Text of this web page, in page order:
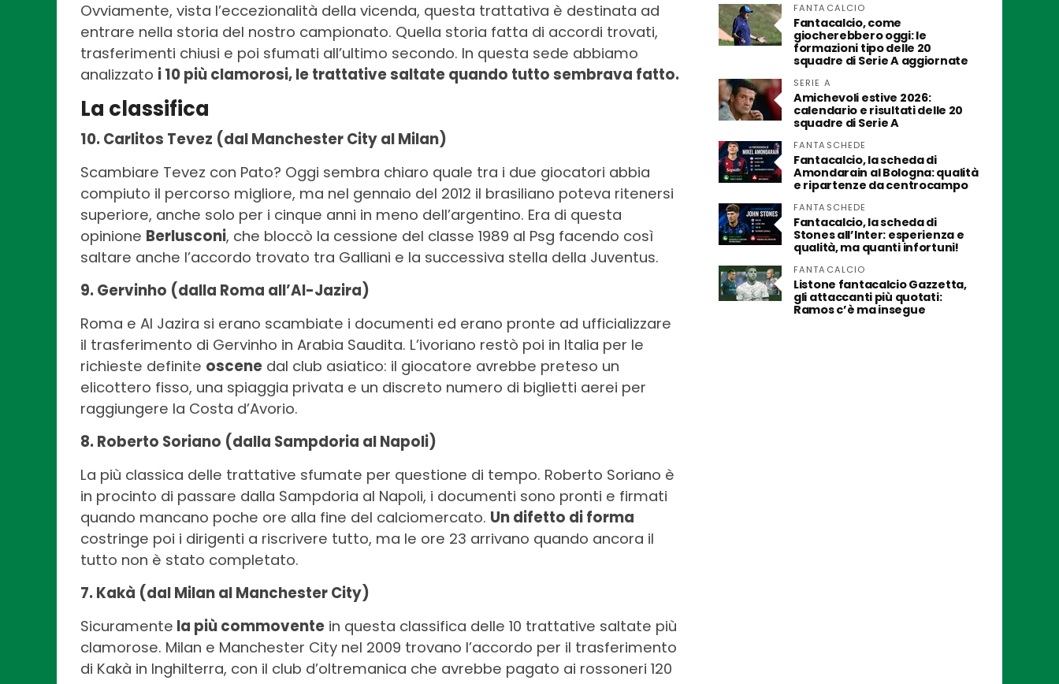
Ovviamente, vista l’eccezionalità della vicenda, questa trattativa è destinata ad
entrare nella storia del nostro campionato. Quella storia fatta di accordi trovati,
trasferimenti chiusi e poi sfumati all’ultimo secondo. In questa sede abbiamo
analizzato i 10 più clamorosi, le trattative saltate quando tutto sembrava fatto.
La classifica
10. Carlitos Tevez (dal Manchester City al Milan)
Scambiare Tevez con Pato? Oggi sembra chiaro quale tra i due giocatori abbia
compiuto il percorso migliore, ma nel gennaio del 2012 il brasiliano poteva ritenersi
superiore, anche solo per i cinque anni in meno dell’argentino. Era di questa
opinione Berlusconi, che bloccò la cessione del classe 1989 al Psg facendo così
saltare anche l’accordo trovato tra Galliani e la successiva stella della Juventus.
9. Gervinho (dalla Roma all’Al-Jazira)
Roma e Al Jazira si erano scambiate i documenti ed erano pronte ad ufficializzare
il trasferimento di Gervinho in Arabia Saudita. L’ivoriano restò poi in Italia per le
richieste definite oscene dal club asiatico: il giocatore avrebbe preteso un
elicottero fisso, una spiaggia privata e un discreto numero di biglietti aerei per
raggiungere la Costa d’Avorio.
8. Roberto Soriano (dalla Sampdoria al Napoli)
La più classica delle trattative sfumate per questione di tempo. Roberto Soriano è
in procinto di passare dalla Sampdoria al Napoli, i documenti sono pronti e firmati
quando mancano poche ore alla fine del calciomercato. Un difetto di forma
costringe poi i dirigenti a riscrivere tutto, ma le ore 23 arrivano quando ancora il
tutto non è stato completato.
7. Kakà (dal Milan al Manchester City)
Sicuramente la più commovente in questa classifica delle 10 trattative saltate più
clamorose. Milan e Manchester City nel 2009 trovano l’accordo per il trasferimento
di Kakà in Inghilterra, con il club d’oltremanica che avrebbe pagato ai rossoneri 120
FANTACALCIO
Fantacalcio, come
giocherebbero oggi: le
formazioni tipo delle 20
squadre di Serie A aggiornate
SERIE A
Amichevoli estive 2026:
calendario e risultati delle 20
squadre di Serie A
FANTASCHEDE
Fantacalcio, la scheda di
Amondarain al Bologna: qualità
e ripartenze da centrocampo
FANTASCHEDE
Fantacalcio, la scheda di
Stones all’Inter: esperienza e
qualità, ma quanti infortuni!
FANTACALCIO
Listone fantacalcio Gazzetta,
gli attaccanti più quotati:
Ramos c’è ma insegue